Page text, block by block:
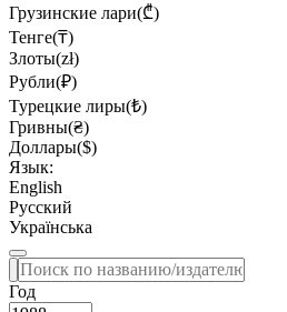
Грузинские лари(₾)
Тенге(₸)
Злоты(zł)
Рубли(₽)
Турецкие лиры(₺)
Гривны(₴)
Доллары($)
Язык:
English
Русский
Українська
Год